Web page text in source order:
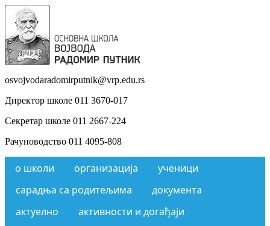
osvojvodaradomirputnik@vrp.edu.rs
Директор школе 011 3670-017
Секретар школе 011 2667-224
Рачуноводство 011 4095-808
о школи организација
ученици
сарадња са родитељима
документа
актуелно
активности и догађаји